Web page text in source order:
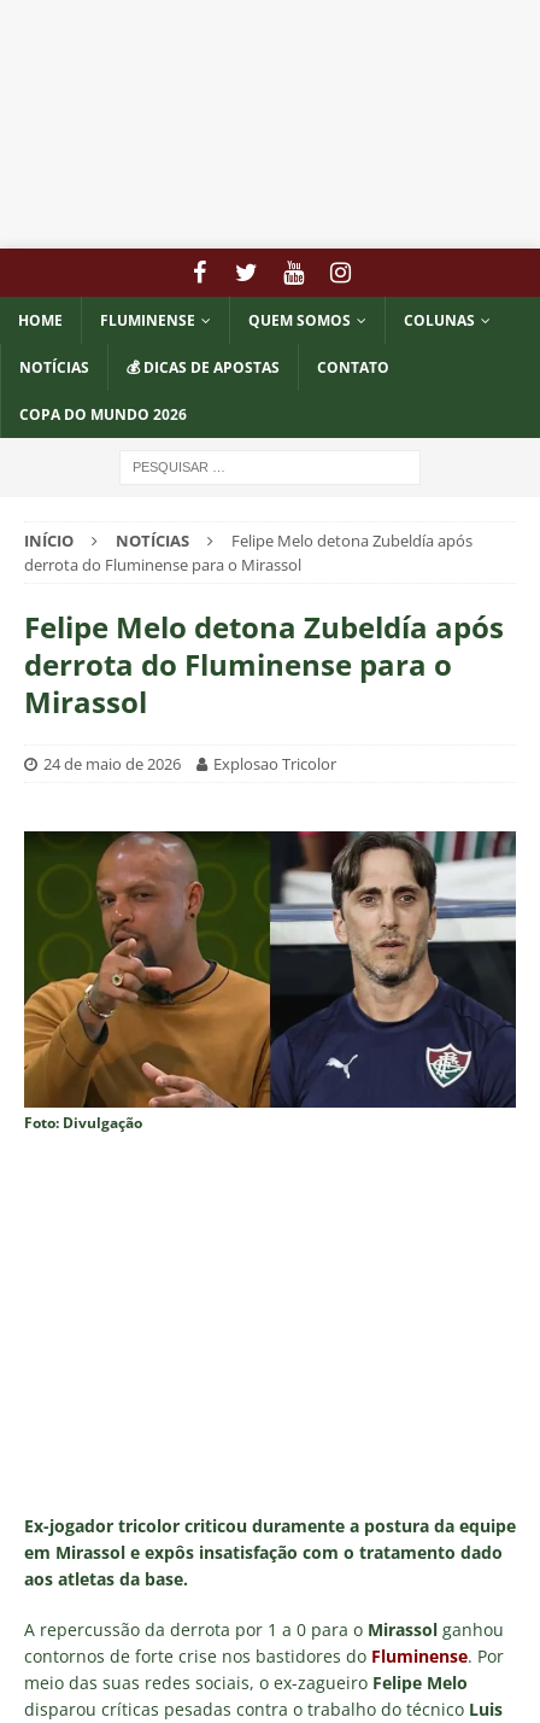
HOME FLUMINENSE QUEM SOMOS COLUNAS
NOTÍCIAS 💰 DICAS DE APOSTAS CONTATO
COPA DO MUNDO 2026
INÍCIO NOTÍCIAS
Felipe Melo detona Zubeldía após
derrota do Fluminense para o Mirassol
Felipe Melo detona Zubeldía após
derrota do Fluminense para o
Mirassol
24 de maio de 2026 Explosao Tricolor
Foto: Divulgação
Ex-jogador tricolor criticou duramente a postura da equipe
em Mirassol e expôs insatisfação com o tratamento dado
aos atletas da base.
A repercussão da derrota por 1 a 0 para o Mirassol ganhou
contornos de forte crise nos bastidores do Fluminense. Por
meio das suas redes sociais, o ex-zagueiro Felipe Melo
disparou críticas pesadas contra o trabalho do técnico Luis